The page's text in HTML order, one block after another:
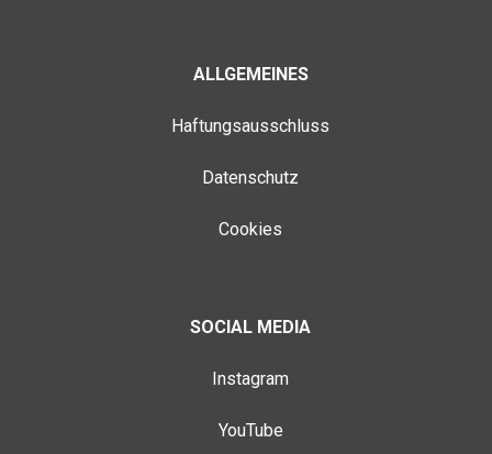
ALLGEMEINES
Haftungsausschluss
Datenschutz
Cookies
SOCIAL MEDIA
Instagram
YouTube